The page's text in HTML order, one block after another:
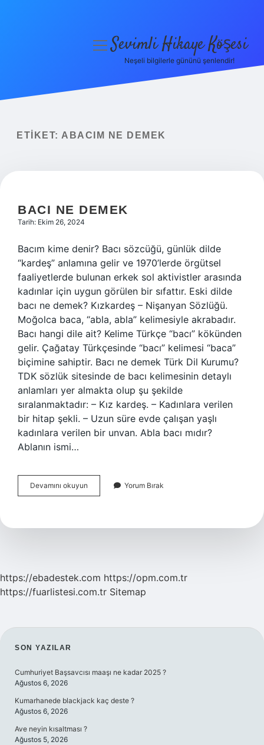
Yasal Uyarı
menüyüSevimli Hikaye Köşesi
Neşeli bilgilerle gününü şenlendir!
ETIKET: ABACIM NE DEMEK
BACI NE DEMEK
Tarih: Ekim 26, 2024
Bacım kime denir? Bacı sözcüğü, günlük dilde
“kardeş” anlamına gelir ve 1970’lerde örgütsel
faaliyetlerde bulunan erkek sol aktivistler arasında
kadınlar için uygun görülen bir sıfattır. Eski dilde
bacı ne demek? Kızkardeş – Nişanyan Sözlüğü.
Moğolca baca, “abla, abla” kelimesiyle akrabadır.
Bacı hangi dile ait? Kelime Türkçe “bacı” kökünden
gelir. Çağatay Türkçesinde “bacı” kelimesi “baca”
biçimine sahiptir. Bacı ne demek Türk Dil Kurumu?
TDK sözlük sitesinde de bacı kelimesinin detaylı
anlamları yer almakta olup şu şekilde
sıralanmaktadır: – Kız kardeş. – Kadınlara verilen
bir hitap şekli. – Uzun süre evde çalışan yaşlı
kadınlara verilen bir unvan. Abla bacı mıdır?
Ablanın ismi…
Devamını okuyun
Ne
Yorum Bırak
https://ebadestek.com https://opm.com.tr
https://fuarlistesi.com.tr Sitemap
SIDEBAR
SON YAZILAR
Cumhuriyet Başsavcısı maaşı ne kadar 2025 ?
Ağustos 6, 2026
Kumarhanede blackjack kaç deste ?
Ağustos 6, 2026
Ave neyin kısaltması ?
Ağustos 5, 2026